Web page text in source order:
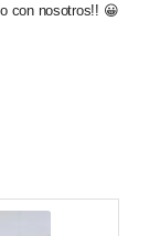
con nosotros!! 😀